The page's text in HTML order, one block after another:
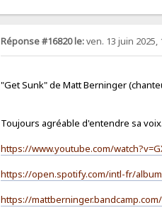
Réponse #16820 le:ven. 13 juin 2025,
"Get Sunk" de Matt Berninger
Toujours agréable d'entendre sa
https://www.youtube.com/
https://open.spotify.com/intl-fr/
https://